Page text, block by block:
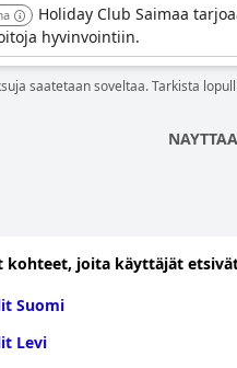
Holiday Club Saimaa
hyvinvointiin.
saatetaan soveltaa. Tarkista
kohteet, joita käyttäjät
Suomi
Levi